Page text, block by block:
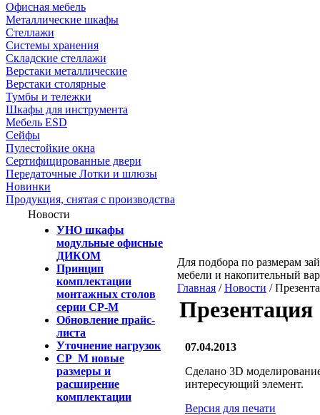
Офисная мебель
Металлические шкафы
Стеллажи
Системы хранения
Складские стеллажи
Верстаки металлические
Верстаки столярные
Тумбы и тележки
Шкафы для инструмента
Мебель ESD
Сейфы
Пулестойкие окна
Сертифицированные двери
Передаточные Лотки и шлюзы
Новинки
Продукция, снятая с производства
Новости
УНО шкафы
модульные офисные
ДИКОМ
Принцип
комплектации
монтажных столов
серии СР-М
Обновление прайс-
листа
Уточнение нагрузок
СР_М новые
размеры и
расширение
комплектации
Для подбора по размерам
мебели и накопительный
Главная /Новости /
Презентация
07.04.2013
Сделано 3D
интересующий элемент.
Версия для печати